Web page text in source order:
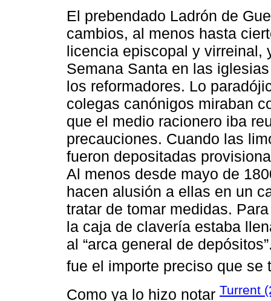
El prebendado Ladrón de
cambios, al menos hasta
licencia episcopal y virreinal,
Semana Santa en las
los reformadores. Lo
colegas canónigos miraban
que el medio racionero iba
precauciones. Cuando las
fueron depositadas
Al menos desde mayo de
hacen alusión a ellas en un
tratar de tomar medidas.
la caja de clavería estaba
al “arca general de
fue el importe preciso que se
Como ya lo hizo notar Turrent